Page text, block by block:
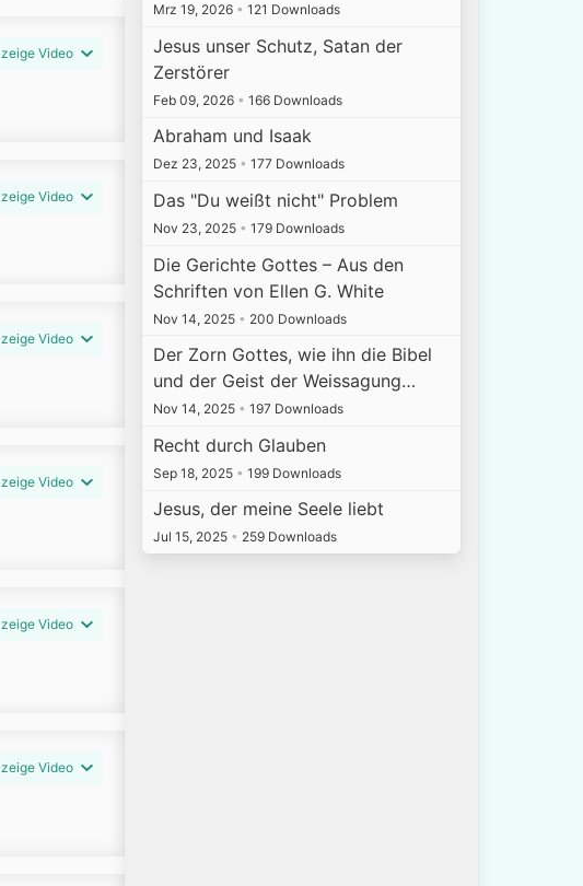
zeige Video
zeige Video
zeige Video
zeige Video
zeige Video
zeige Video
Mrz 19, 2026 • 121 Downloads
Jesus unser Schutz, Satan der
Zerstörer
Feb 09, 2026 • 166 Downloads
Abraham und Isaak
Dez 23, 2025 • 177 Downloads
Das "Du weißt nicht" Problem
Nov 23, 2025 • 179 Downloads
Die Gerichte Gottes – Aus den
Schriften von Ellen G. White
Nov 14, 2025 • 200 Downloads
Der Zorn Gottes, wie ihn die Bibel
und der Geist der Weissagung…
Nov 14, 2025 • 197 Downloads
Recht durch Glauben
Sep 18, 2025 • 199 Downloads
Jesus, der meine Seele liebt
Jul 15, 2025 • 259 Downloads